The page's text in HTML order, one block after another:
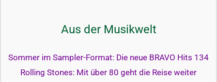
Aus der Musikwelt
Sommer im Sampler-Format: Die neue BRAVO Hits 134
Rolling Stones: Mit über 80 geht die Reise weiter